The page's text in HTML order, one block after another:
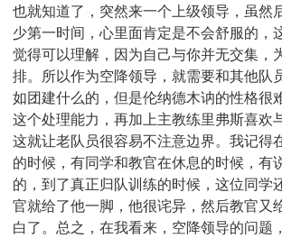
也就知道了，突然来一个上级领导，虽然
少第一时间，心里面肯定是不会舒服的，
觉得可以理解，因为自己与你并无交集，
排。所以作为空降领导，就需要和其他队
如团建什么的，但是伦纳德木讷的性格很
这个处理能力，再加上主教练里弗斯喜欢
这就让老队员很容易不注意边界。我记得
的时候，有同学和教官在休息的时候，有
的，到了真正归队训练的时候，这位同学
官就给了他一脚，他很诧异，然后教官又
白了。总之，在我看来，空降领导的问题